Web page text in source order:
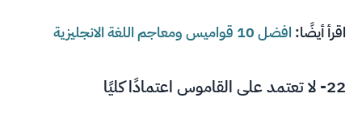
اقرأ أيضًا: افضل 10 قواميس ومعاجم اللغة الانجليزية
22- لا تعتمد على القاموس اعتمادًا كليًا